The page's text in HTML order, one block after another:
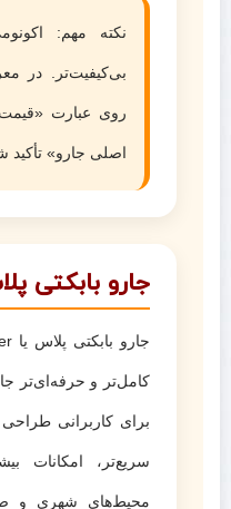
نکته مهم:
بی‌کیفیت‌تر. در
روی عبارت
اصلی جارو» تأکید
جارو بابکتی
کامل‌تر و حرفه‌ای‌تر
برای کاربرانی
سریع‌تر، امکانات
محیط‌های شهری و